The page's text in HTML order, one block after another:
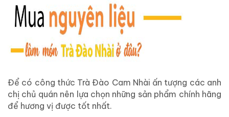
Để có công thức Trà Đào Cam Nhài ấn tượng các anh
chị chủ quán nên lựa chọn những sản phẩm chính hãng
để hương vị được tốt nhất.